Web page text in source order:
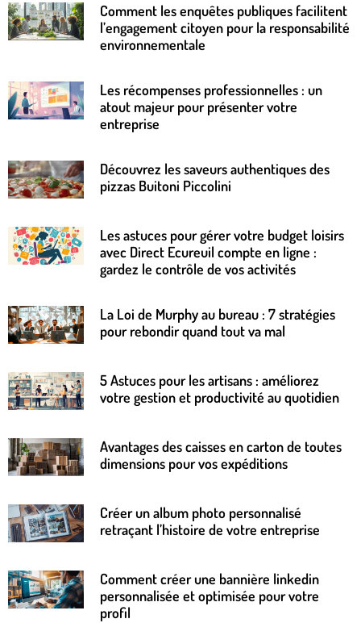
Comment les enquêtes publiques facilitent
l’engagement citoyen pour la responsabilité
environnementale
Les récompenses professionnelles : un
atout majeur pour présenter votre
entreprise
Découvrez les saveurs authentiques des
pizzas Buitoni Piccolini
Les astuces pour gérer votre budget loisirs
avec Direct Ecureuil compte en ligne :
gardez le contrôle de vos activités
La Loi de Murphy au bureau : 7 stratégies
pour rebondir quand tout va mal
5 Astuces pour les artisans : améliorez
votre gestion et productivité au quotidien
Avantages des caisses en carton de toutes
dimensions pour vos expéditions
Créer un album photo personnalisé
retraçant l’histoire de votre entreprise
Comment créer une bannière linkedin
personnalisée et optimisée pour votre
profil